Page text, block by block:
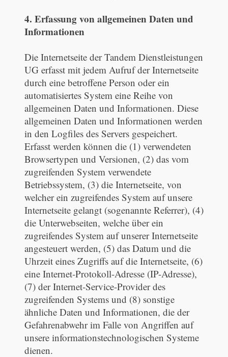
4. Erfassung von allgemeinen Daten und
Informationen
Die Internetseite der Tandem Dienstleistungen
UG erfasst mit jedem Aufruf der Internetseite
durch eine betroffene Person oder ein
automatisiertes System eine Reihe von
allgemeinen Daten und Informationen. Diese
allgemeinen Daten und Informationen werden
in den Logfiles des Servers gespeichert.
Erfasst werden können die (1) verwendeten
Browsertypen und Versionen, (2) das vom
zugreifenden System verwendete
Betriebssystem, (3) die Internetseite, von
welcher ein zugreifendes System auf unsere
Internetseite gelangt (sogenannte Referrer), (4)
die Unterwebseiten, welche über ein
zugreifendes System auf unserer Internetseite
angesteuert werden, (5) das Datum und die
Uhrzeit eines Zugriffs auf die Internetseite, (6)
eine Internet-Protokoll-Adresse (IP-Adresse),
(7) der Internet-Service-Provider des
zugreifenden Systems und (8) sonstige
ähnliche Daten und Informationen, die der
Gefahrenabwehr im Falle von Angriffen auf
unsere informationstechnologischen Systeme
dienen.